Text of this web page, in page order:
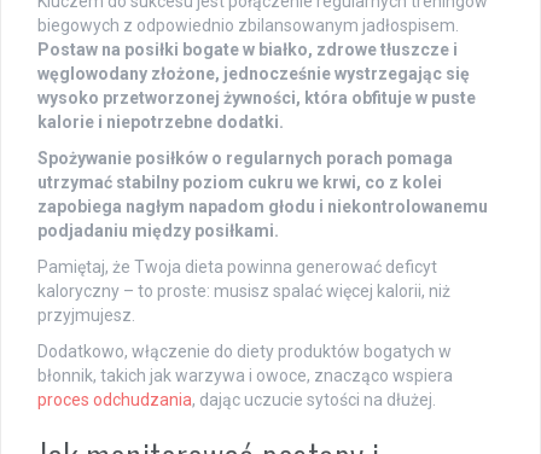
biegowych z odpowiednio zbilansowanym jadłospisem.
Postaw na posiłki bogate w białko, zdrowe tłuszcze i
węglowodany złożone, jednocześnie wystrzegając się
wysoko przetworzonej żywności, która obfituje w puste
kalorie i niepotrzebne dodatki.
Spożywanie posiłków o regularnych porach pomaga
utrzymać stabilny poziom cukru we krwi, co z kolei
zapobiega nagłym napadom głodu i niekontrolowanemu
podjadaniu między posiłkami.
Pamiętaj, że Twoja dieta powinna generować deficyt
kaloryczny – to proste: musisz spalać więcej kalorii, niż
przyjmujesz.
Dodatkowo, włączenie do diety produktów bogatych w
błonnik, takich jak warzywa i owoce, znacząco wspiera
proces odchudzania, dając uczucie sytości na dłużej.